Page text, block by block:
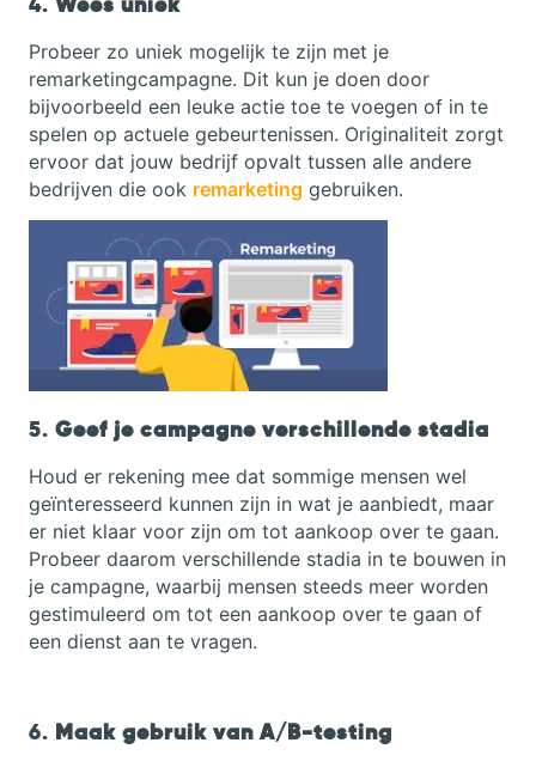
Probeer zo uniek mogelijk te zijn met je
remarketingcampagne. Dit kun je doen door
bijvoorbeeld een leuke actie toe te voegen of in te
spelen op actuele gebeurtenissen. Originaliteit zorgt
ervoor dat jouw bedrijf opvalt tussen alle andere
bedrijven die ook remarketing gebruiken.
5. Geef je campagne verschillende stadia
Houd er rekening mee dat sommige mensen wel
geïnteresseerd kunnen zijn in wat je aanbiedt, maar
er niet klaar voor zijn om tot aankoop over te gaan.
Probeer daarom verschillende stadia in te bouwen in
je campagne, waarbij mensen steeds meer worden
gestimuleerd om tot een aankoop over te gaan of
een dienst aan te vragen.
6. Maak gebruik van A/B-testing